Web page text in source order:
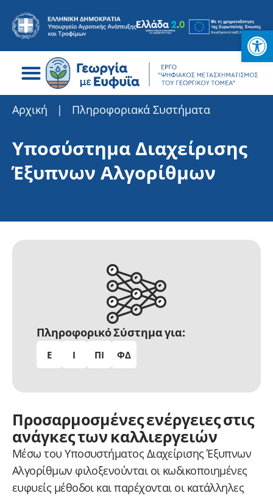
Αρχική | Πληροφοριακά Συστήματα
Υποσύστημα Διαχείρισης
Έξυπνων Αλγορίθμων
Πληροφορικό Σύστημα για:
Ε Ι ΠΙ ΦΔ
Προσαρμοσμένες ενέργειες στις
ανάγκες των καλλιεργειών
Μέσω του Υποσυστήματος Διαχείρισης Έξυπνων
Αλγορίθμων φιλοξενούνται οι κωδικοποιημένες
ευφυείς μέθοδοι και παρέχονται οι κατάλληλες